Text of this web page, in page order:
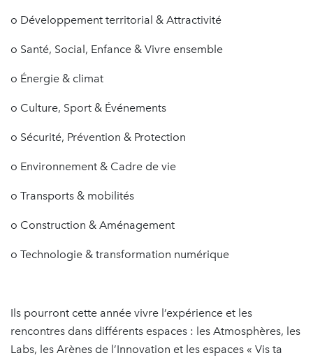
o Développement territorial & Attractivité
o Santé, Social, Enfance & Vivre ensemble
o Énergie & climat
o Culture, Sport & Événements
o Sécurité, Prévention & Protection
o Environnement & Cadre de vie
o Transports & mobilités
o Construction & Aménagement
o Technologie & transformation numérique
Ils pourront cette année vivre l’expérience et les
rencontres dans différents espaces : les Atmosphères, les
Labs, les Arènes de l’Innovation et les espaces « Vis ta